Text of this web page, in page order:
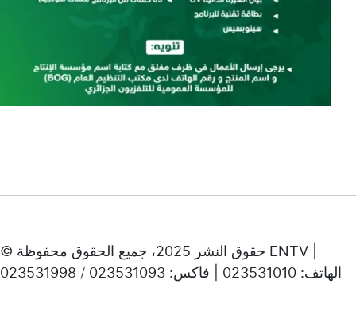
© حقوق النشر 2025، جميع الحقوق محفوظة ENTV |
الهاتف: 023531010 | فاكس: 023531093 / 023531998